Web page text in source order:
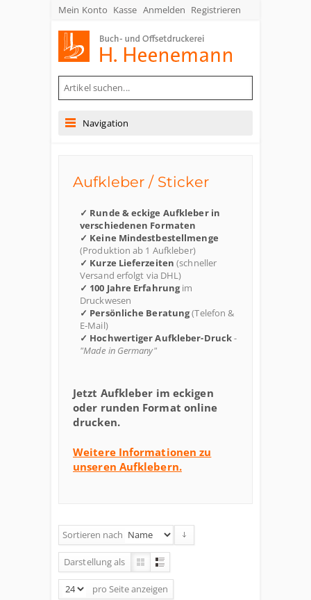
Mein Konto Kasse Anmelden Registrieren
Navigation
Aufkleber / Sticker
✓ Runde & eckige Aufkleber in
verschiedenen Formaten
✓ Keine Mindestbestellmenge
(Produktion ab 1 Aufkleber)
✓ Kurze Lieferzeiten (schneller
Versand erfolgt via DHL)
✓ 100 Jahre Erfahrungim
Druckwesen
✓ Persönliche Beratung(Telefon &
E-Mail)
✓ Hochwertiger Aufkleber-Druck-
"Made in Germany"
Jetzt Aufkleber im eckigen
oder runden Format online
drucken.
Weitere Informationen zu
unseren Aufklebern.
Sortieren nach
Darstellung als
pro Seiteanzeigen